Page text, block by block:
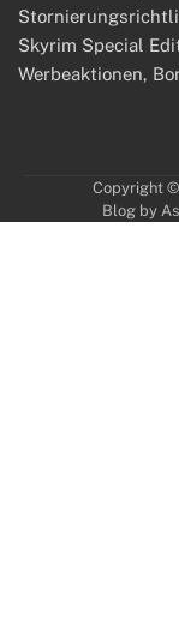
Skyrim Special
Werbeaktionen,
Copyright
Blog by